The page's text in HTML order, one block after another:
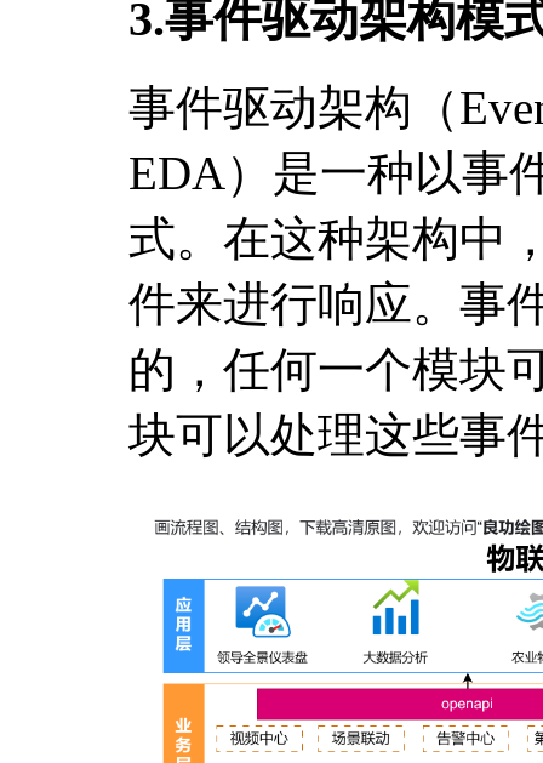
3.事件驱动架构模
事件驱动架构（
EDA）是一种以事
式。在这种架构中
件来进行响应。事
的，任何一个模块
块可以处理这些事